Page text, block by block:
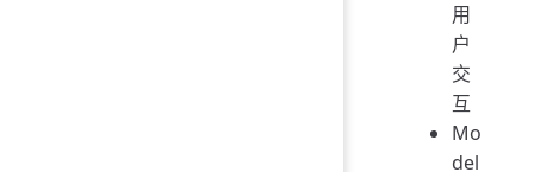
用
户
交
互
Mo
del